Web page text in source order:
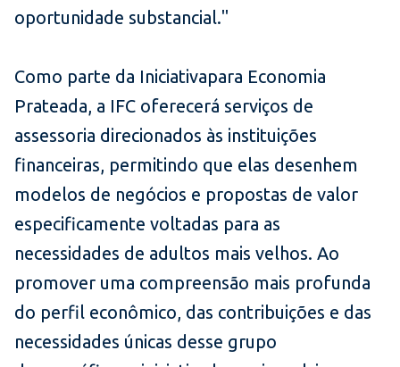
oportunidade substancial."
Como parte da Iniciativapara Economia
Prateada, a IFC oferecerá serviços de
assessoria direcionados às instituições
financeiras, permitindo que elas desenhem
modelos de negócios e propostas de valor
especificamente voltadas para as
necessidades de adultos mais velhos. Ao
promover uma compreensão mais profunda
do perfil econômico, das contribuições e das
necessidades únicas desse grupo